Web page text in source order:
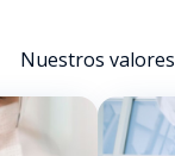
Nuestros valores